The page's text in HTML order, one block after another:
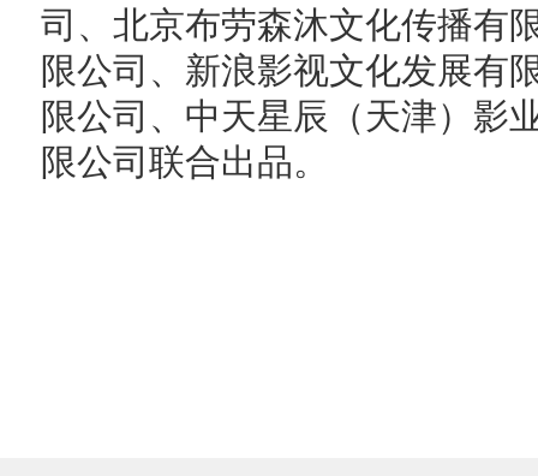
司、北京布劳森沐文化传播有
限公司、新浪影视文化发展有
限公司、中天星辰（天津）影
限公司联合出品。